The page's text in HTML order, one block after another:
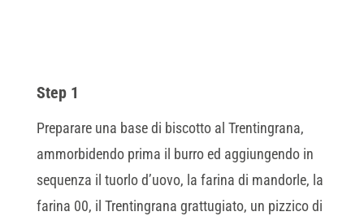
Step 1
Preparare una base di biscotto al Trentingrana,
ammorbidendo prima il burro ed aggiungendo in
sequenza il tuorlo d’uovo, la farina di mandorle, la
farina 00, il Trentingrana grattugiato, un pizzico di